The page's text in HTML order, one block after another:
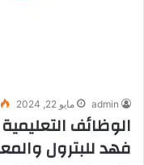
admin مايو 22, 2024
الوظائف
فهد للبترول